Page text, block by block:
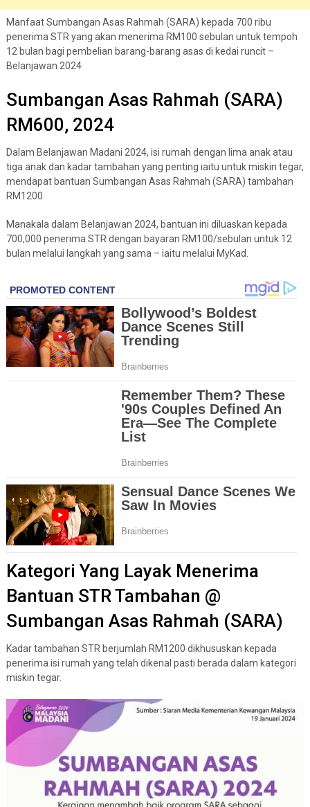
Manfaat Sumbangan Asas Rahmah (SARA) kepada 700 ribu
penerima STR yang akan menerima RM100 sebulan untuk tempoh
12 bulan bagi pembelian barang-barang asas di kedai runcit –
Belanjawan 2024
Sumbangan Asas Rahmah (SARA)
RM600, 2024
Dalam Belanjawan Madani 2024, isi rumah dengan lima anak atau
tiga anak dan kadar tambahan yang penting iaitu untuk miskin tegar,
mendapat bantuan Sumbangan Asas Rahmah (SARA) tambahan
RM1200.
Manakala dalam Belanjawan 2024, bantuan ini diluaskan kepada
700,000 penerima STR dengan bayaran RM100/sebulan untuk 12
bulan melalui langkah yang sama – iaitu melalui MyKad.
Kategori Yang Layak Menerima
Bantuan STR Tambahan @
Sumbangan Asas Rahmah (SARA)
Kadar tambahan STR berjumlah RM1200 dikhususkan kepada
penerima isi rumah yang telah dikenal pasti berada dalam kategori
miskin tegar.